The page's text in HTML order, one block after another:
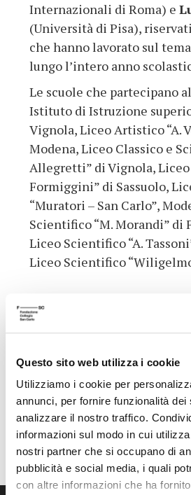
Questo sito web utilizza i cookie
Utilizziamo i cookie per
annunci, per fornire funzionalità dei
analizzare il nostro traffico.
informazioni sul modo in cui
nostri partner che si occupano di
pubblicità e social media, i quali
con altre informazioni che ha
Internazionali di Roma) e
(Università di Pisa),
che hanno lavorato sul
lungo l’intero anno
Le scuole che partecipano
Istituto di Istruzione
Vignola, Liceo Artistico “A.
Modena, Liceo Classico e
Allegretti” di Vignola, Liceo
Formiggini” di Sassuolo,
“Muratori – San Carlo”,
Scientifico “M. Morandi” di
Liceo Scientifico “A.
Liceo Scientifico
Programma completo
Torna all'archivio delle
Pubblicata da: Centro